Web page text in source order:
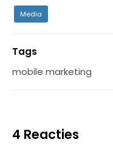
Media
Tags
mobile marketing
4 Reacties